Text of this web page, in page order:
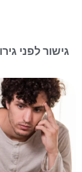
גישור לפני